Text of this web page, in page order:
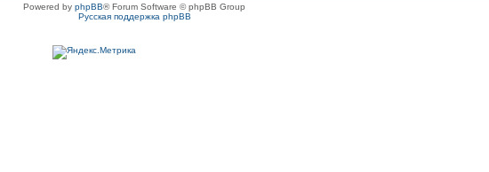
Powered by phpBB® Forum Software © phpBB Group
Русская поддержка phpBB